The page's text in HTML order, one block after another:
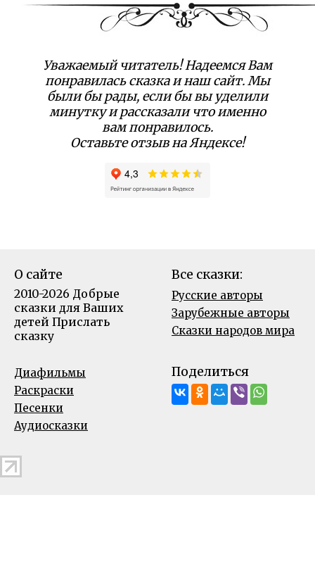
Уважаемый читатель! Надеемся Вам
понравилась сказка и наш сайт. Мы
были бы рады, если бы вы уделили
минутку и рассказали что именно
вам понравилось.
Оставьте отзыв на Яндексе!
О сайте
2010-2026 Добрые
сказки для Ваших
детей Прислать
сказку
Все сказки:
Русские авторы
Зарубежные авторы
Сказки народов мира
Диафильмы
Раскраски
Песенки
Аудиосказки
Поделиться